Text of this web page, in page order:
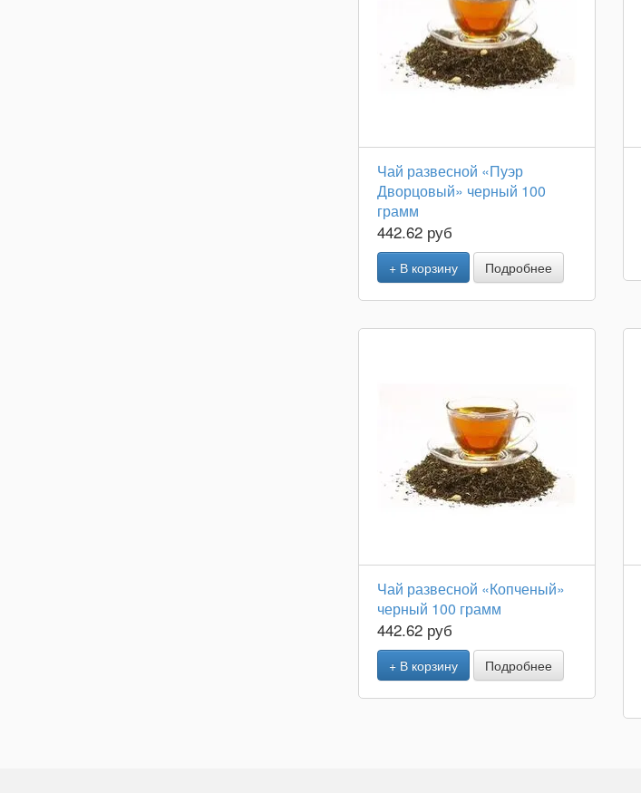
Чай развесной «Пуэр
Дворцовый» черный 100
грамм
442.62 руб
+ В корзину Подробнее
Чай развесной «Копченый»
черный 100 грамм
442.62 руб
+ В корзину Подробнее